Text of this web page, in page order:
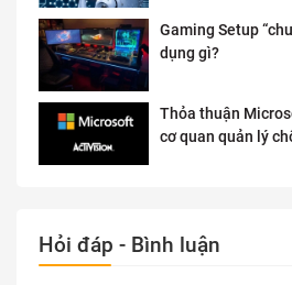
Gaming Setup
dụng gì?
Thỏa thuận
cơ quan quản lý
Hỏi đáp - Bình luận